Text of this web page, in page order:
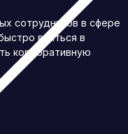
сотрудников в сфере
влиться в
корпоративную